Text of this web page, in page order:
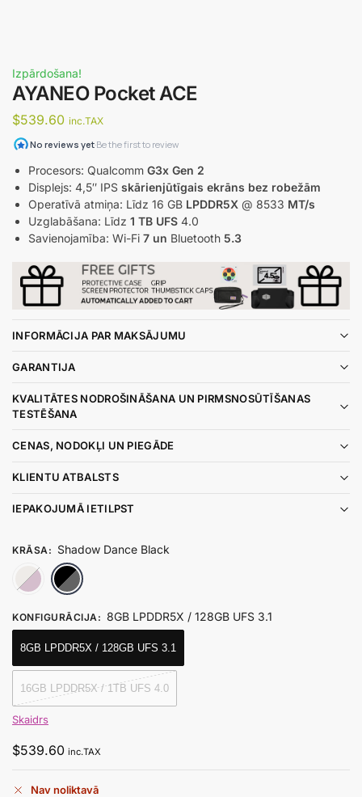
Izpārdošana!
AYANEO Pocket ACE
$539.60 inc.TAX
Procesors: Qualcomm G3x Gen 2
Displejs: 4,5″ IPS skārienjūtīgais ekrāns bez robežām
Operatīvā atmiņa: Līdz 16 GB LPDDR5X @ 8533 MT/s
Uzglabāšana: Līdz 1 TB UFS 4.0
Savienojamība: Wi-Fi 7 un Bluetooth 5.3
INFORMĀCIJA PAR MAKSĀJUMU
GARANTIJA
KVALITĀTES NODROŠINĀŠANA UN PIRMSNOSŪTĪŠANAS
TESTĒŠANA
CENAS, NODOKĻI UN PIEGĀDE
KLIENTU ATBALSTS
IEPAKOJUMĀ IETILPST
KRĀSA: Shadow Dance Black
KONFIGURĀCIJA: 8GB LPDDR5X / 128GB UFS 3.1
8GB LPDDR5X / 128GB UFS 3.1
16GB LPDDR5X / 1TB UFS 4.0
Skaidrs
$539.60 inc.TAX
Nav noliktavā